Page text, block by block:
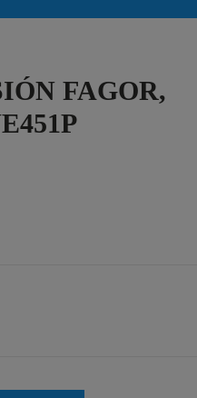
FAGOR,